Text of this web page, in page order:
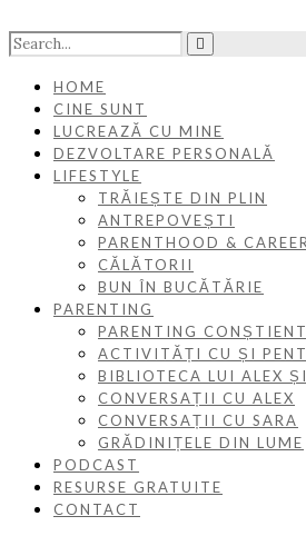
HOME
CINE SUNT
LUCREAZĂ CU MINE
DEZVOLTARE PERSONALĂ
LIFESTYLE
TRĂIEȘTE DIN PLIN
ANTREPOVEȘTI
PARENTHOOD & CAREER
CĂLĂTORII
BUN ÎN BUCĂTĂRIE
PARENTING
PARENTING CONȘTIENT
ACTIVITĂȚI CU ȘI
BIBLIOTECA LUI ALEX
CONVERSAȚII CU ALEX
CONVERSAȚII CU SARA
GRĂDINIȚELE DIN LUME
PODCAST
RESURSE GRATUITE
CONTACT